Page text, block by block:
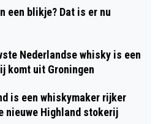
een blikje? Dat is er nu
Nederlandse whisky is een
komt uit Groningen
is een whiskymaker rijker
nieuwe Highland stokerij